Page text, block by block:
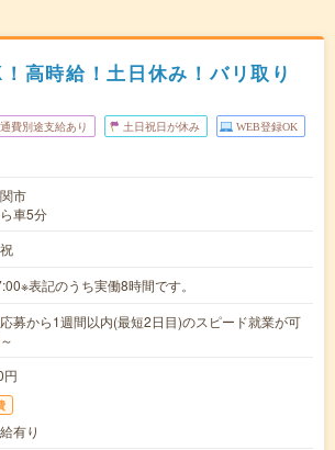
高時給！土日休み！バリ取り
費別途支給あり 土日祝日が休み WEB登録OK
市
車5分
表記のうち実働8時間です。
募から1週間以内(最短2日目)のスピード就業が可
円
有り